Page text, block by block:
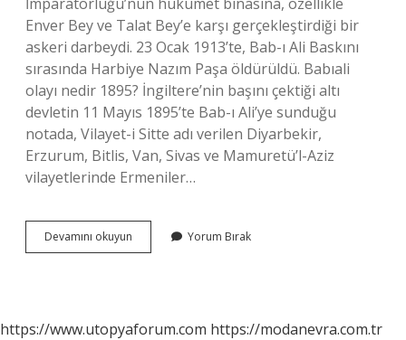
Enver Bey ve Talat Bey’e karşı gerçekleştirdiği bir
askeri darbeydi. 23 Ocak 1913’te, Bab-ı Ali Baskını
sırasında Harbiye Nazım Paşa öldürüldü. Babıali
olayı nedir 1895? İngiltere’nin başını çektiği altı
devletin 11 Mayıs 1895’te Bab-ı Ali’ye sunduğu
notada, Vilayet-i Sitte adı verilen Diyarbekir,
Erzurum, Bitlis, Van, Sivas ve Mamuretü’l-Aziz
vilayetlerinde Ermeniler…
Devamını okuyun
Olayı
Yorum Bırak
https://www.utopyaforum.com https://modanevra.com.tr